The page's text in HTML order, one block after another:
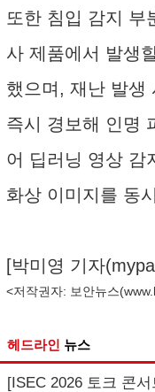
또한 침입 감지 부
사 제품에서 발생
했으며, 재난 발생
즉시 경보해 인명
어 딥러닝 영상 감
화상 이미지를 동
[박미영 기자(
<저작권자: 보안뉴스(
헤드라인 뉴스
[ISEC 2026 토크 콘